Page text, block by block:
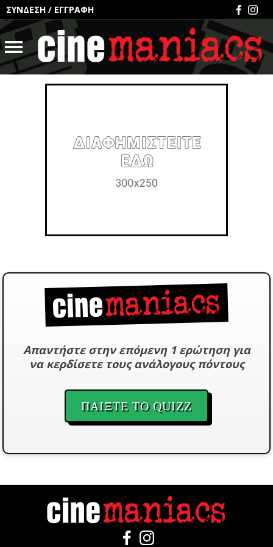
ΣΥΝΔΕΣΗ / ΕΓΓΡΑΦΗ
Απαντήστε στην επόμενη 1 ερώτηση για
να κερδίσετε τους ανάλογους πόντους
ΠΑΙΞΤΕ ΤΟ QUIZZ